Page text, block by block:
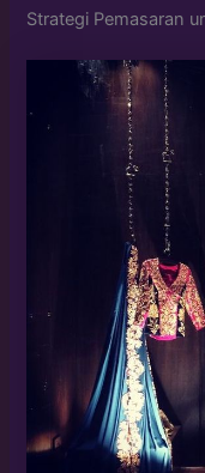
Strategi Pemasaran